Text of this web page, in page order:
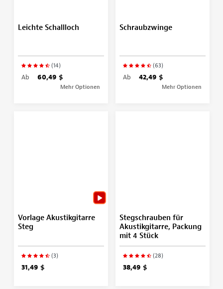
Leichte Schallloch
(14)
Ab 60,49 $
Mehr Optionen
Schraubzwinge
(63)
Ab 42,49 $
Mehr Optionen
Vorlage Akustikgitarre
Steg
(3)
31,49 $
Stegschrauben für
Akustikgitarre, Packung
mit 4 Stück
(28)
38,49 $